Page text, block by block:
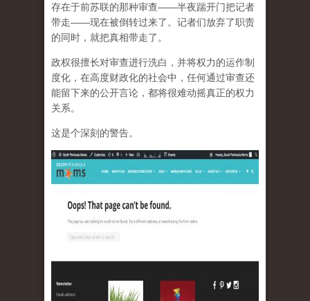
存在于前苏联的那种审查——半夜踹开门把记者
带走——现在被倒转过来了。记者们放弃了职责
的同时，就把真相带走了。
政权很擅长对审查进行洗白，并将权力的运作制
度化，在高度财政化的社会中，任何通过审查还
能留下来的公开言论，都将很难动摇真正的权力
关系。
这是个深刻的警告。